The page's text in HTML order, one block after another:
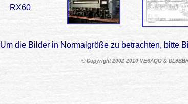
RX60
Um die Bilder in Normalgröße zu betrachten, bitte
© Copyright 2002-2010 VE6AQO &